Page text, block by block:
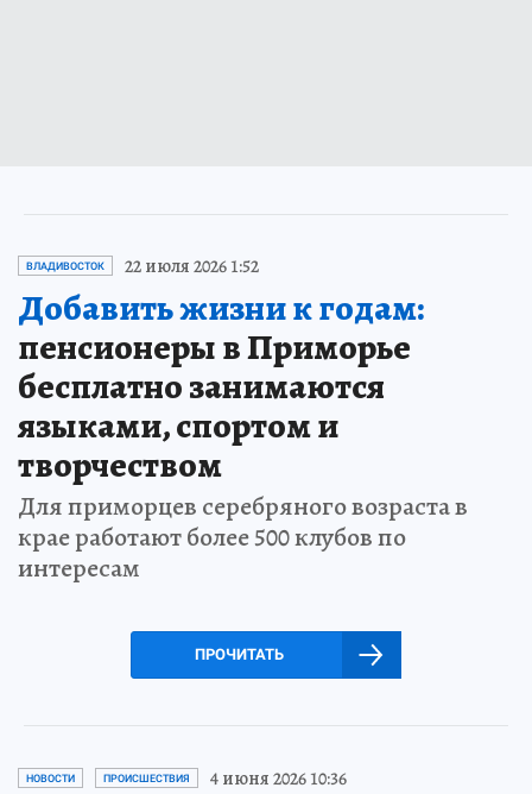
ВЛАДИВОСТОК 22 июля 2026 1:52
Добавить жизни к годам:
пенсионеры в Приморье
бесплатно занимаются
языками, спортом и
творчеством
Для приморцев серебряного возраста в
крае работают более 500 клубов по
интересам
ПРОЧИТАТЬ
НОВОСТИ ПРОИСШЕСТВИЯ 4 июня 2026 10:36